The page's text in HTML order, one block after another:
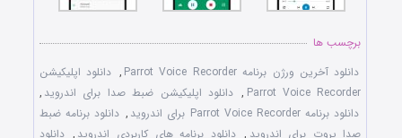
برچسب ها
دانلود آخرین ورژن برنامه Parrot Voice Recorder
, دانلود اپلیکیشن
Parrot Voice Recorder
, دانلود اپلیکیشن ضبط صدا برای اندروید ,
دانلود برنامه Parrot Voice Recorder برای اندروید
, دانلود برنامه ضبط
صدا پروت برای اندروید , دانلود برنامه های کاربردی اندروید , دانلود